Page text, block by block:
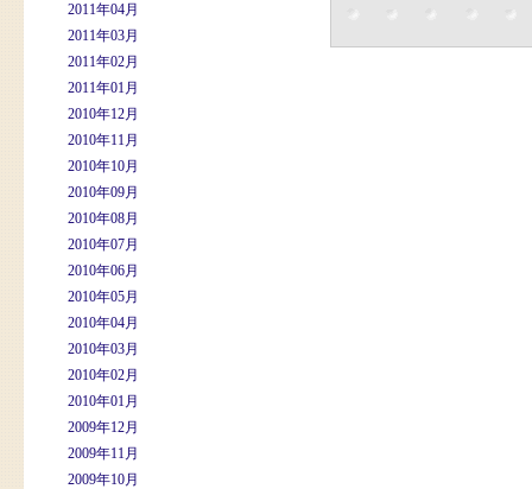
2011年04月
2011年03月
2011年02月
2011年01月
2010年12月
2010年11月
2010年10月
2010年09月
2010年08月
2010年07月
2010年06月
2010年05月
2010年04月
2010年03月
2010年02月
2010年01月
2009年12月
2009年11月
2009年10月